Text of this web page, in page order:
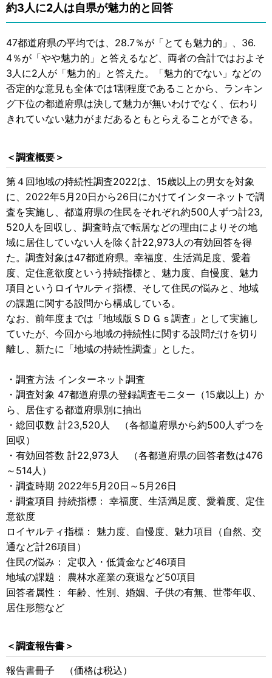
約3人に2人は自県が魅力的と回答
47都道府県の平均では、28.7％が「とても魅力的」、36.
4％が「やや魅力的」と答えるなど、両者の合計ではおよそ
3人に2人が「魅力的」と答えた。「魅力的でない」などの
否定的な意見も全体では1割程度であることから、ランキン
グ下位の都道府県は決して魅力が無いわけでなく、伝わり
きれていない魅力がまだあるともとらえることができる。
＜調査概要＞
第４回地域の持続性調査2022は、15歳以上の男女を対象
に、2022年5月20日から26日にかけてインターネットで調
査を実施し、都道府県の住民をそれぞれ約500人ずつ計23,
520人を回収し、調査時点で転居などの理由によりその地
域に居住していない人を除く計22,973人の有効回答を得
た。調査対象は47都道府県。幸福度、生活満足度、愛着
度、定住意欲度という持続指標と、魅力度、自慢度、魅力
項目というロイヤルティ指標、そして住民の悩みと、地域
の課題に関する設問から構成している。
なお、前年度までは「地域版ＳＤＧｓ調査」として実施し
ていたが、今回から地域の持続性に関する設問だけを切り
離し、新たに「地域の持続性調査」とした。
・調査方法 インターネット調査
・調査対象 47都道府県の登録調査モニター（15歳以上）か
ら、居住する都道府県別に抽出
・総回収数 計23,520人 （各都道府県から約500人ずつを
回収）
・有効回答数 計22,973人 （各都道府県の回答者数は476
～514人）
・調査時期 2022年5月20日～5月26日
・調査項目 持続指標： 幸福度、生活満足度、愛着度、定住
意欲度
ロイヤルティ指標： 魅力度、自慢度、魅力項目（自然、交
通など計26項目）
住民の悩み： 定収入・低賃金など46項目
地域の課題： 農林水産業の衰退など50項目
回答者属性： 年齢、性別、婚姻、子供の有無、世帯年収、
居住形態など
＜調査報告書＞
報告書冊子 （価格は税込）